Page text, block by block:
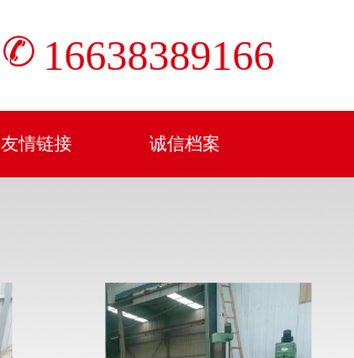
16638389166
友情链接 诚信档案